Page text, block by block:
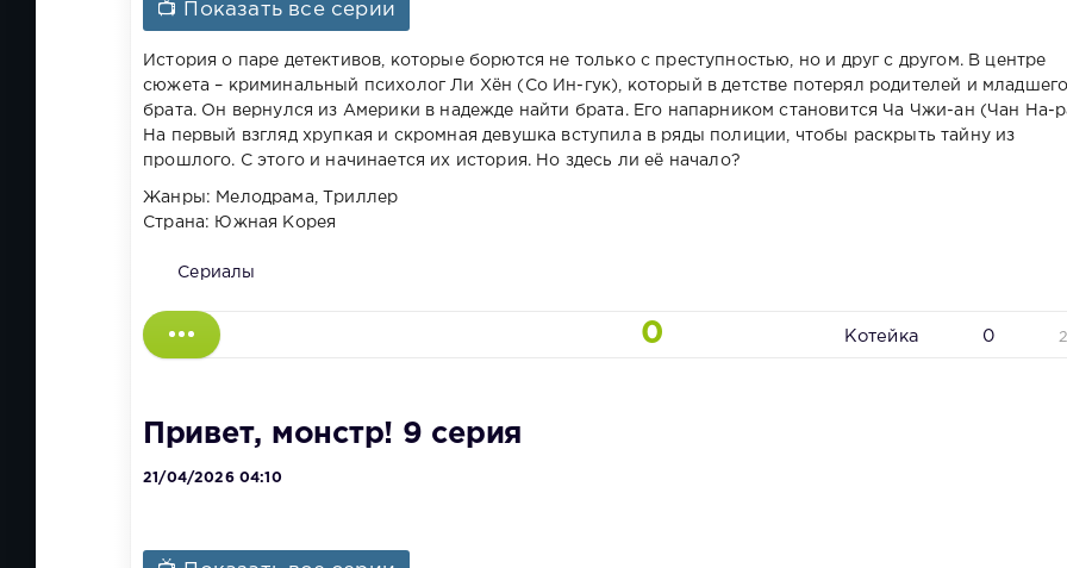
📺 Показать все серии
История о паре детективов, которые борются не только с преступностью, но и друг с другом. В центре
сюжета – криминальный психолог Ли Хён (Со Ин-гук), который в детстве потерял родителей и
брата. Он вернулся из Америки в надежде найти брата. Его напарником становится Ча Чжи-ан (Чан На-
На первый взгляд хрупкая и скромная девушка вступила в ряды полиции, чтобы раскрыть тайну из
прошлого. С этого и начинается их история. Но здесь ли её начало?
Жанры: Мелодрама, Триллер
Страна: Южная Корея
Сериалы
0 Котейка 0
Привет, монстр! 9 серия
21/04/2026 04:10